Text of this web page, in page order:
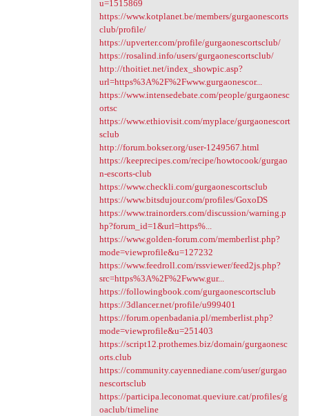
u=1515869
https://www.kotplanet.be/members/gurgaonescorts
club/profile/
https://upverter.com/profile/gurgaonescortsclub/
https://rosalind.info/users/gurgaonescortsclub/
http://thoitiet.net/index_showpic.asp?
url=https%3A%2F%2Fwww.gurgaonescor...
https://www.intensedebate.com/people/gurgaonesc
ortsc
https://www.ethiovisit.com/myplace/gurgaonescort
sclub
http://forum.bokser.org/user-1249567.html
https://keeprecipes.com/recipe/howtocook/gurgao
n-escorts-club
https://www.checkli.com/gurgaonescortsclub
https://www.bitsdujour.com/profiles/GoxoDS
https://www.trainorders.com/discussion/warning.p
hp?forum_id=1&url=https%...
https://www.golden-forum.com/memberlist.php?
mode=viewprofile&u=127232
https://www.feedroll.com/rssviewer/feed2js.php?
src=https%3A%2F%2Fwww.gur...
https://followingbook.com/gurgaonescortsclub
https://3dlancer.net/profile/u999401
https://forum.openbadania.pl/memberlist.php?
mode=viewprofile&u=251403
https://script12.prothemes.biz/domain/gurgaonesc
orts.club
https://community.cayennediane.com/user/gurgao
nescortsclub
https://participa.leconomat.queviure.cat/profiles/g
oaclub/timeline